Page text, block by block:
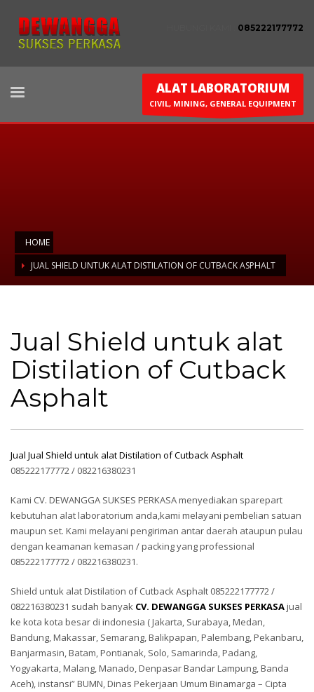
085222177772
ALAT LABORATORIUM
CIVIL, MINING, GENERAL EQUIPMENT
HOME
JUAL SHIELD UNTUK ALAT DISTILATION OF CUTBACK ASPHALT
Jual Shield untuk alat
Distilation of Cutback
Asphalt
Jual Jual Shield untuk alat Distilation of Cutback Asphalt
085222177772 / 082216380231
Kami CV. DEWANGGA SUKSES PERKASA menyediakan sparepart
kebutuhan alat laboratorium anda,kami melayani pembelian satuan
maupun set. Kami melayani pengiriman antar daerah ataupun pulau
dengan keamanan kemasan / packing yang professional
085222177772 / 082216380231.
Shield untuk alat Distilation of Cutback Asphalt 085222177772 /
082216380231 sudah banyak CV. DEWANGGA SUKSES PERKASAjual
ke kota kota besar di indonesia ( Jakarta, Surabaya, Medan,
Bandung, Makassar, Semarang, Balikpapan, Palembang, Pekanbaru,
Banjarmasin, Batam, Pontianak, Solo, Samarinda, Padang,
Yogyakarta, Malang, Manado, Denpasar Bandar Lampung, Banda
Aceh), instansi” BUMN, Dinas Pekerjaan Umum Binamarga – Cipta